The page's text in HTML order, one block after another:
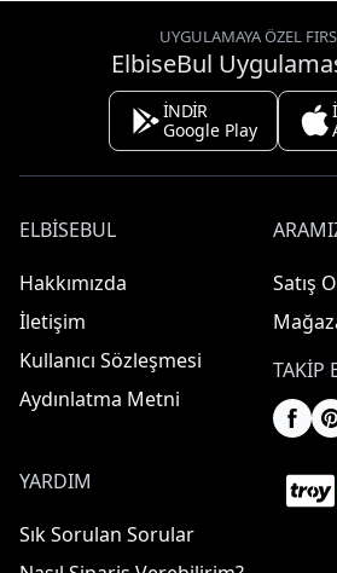
UYGULAMAYA ÖZEL
ElbiseBul
İNDİR
Google Play
ELBISEBUL
Hakkımızda
İletişim
Kullanıcı Sözleşmesi
Aydınlatma Metni
Satış
TAKIP
YARDIM
Sık Sorulan Sorular